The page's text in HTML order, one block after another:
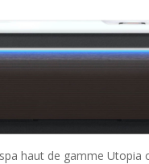
haut de gamme Utopia